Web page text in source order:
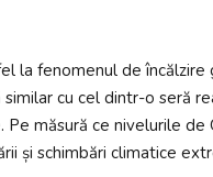
la fenomenul de
cu cel dintr-o seră
măsură ce nivelurile
și schimbări climatice